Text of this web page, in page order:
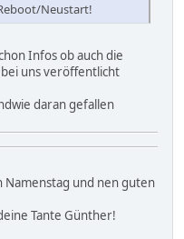
Neustart!
Infos ob auch die
uns veröffentlicht
daran gefallen
und nen guten
Tante Günther!